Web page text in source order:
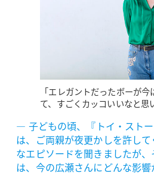
「エレガントだったボーが
て、すごくカッコいいなと思
― 子どもの頃、『トイ・スト
は、ご両親が夜更かしを許し
なエピソードを聞きましたが
は、今の広瀬さんにどんな影響